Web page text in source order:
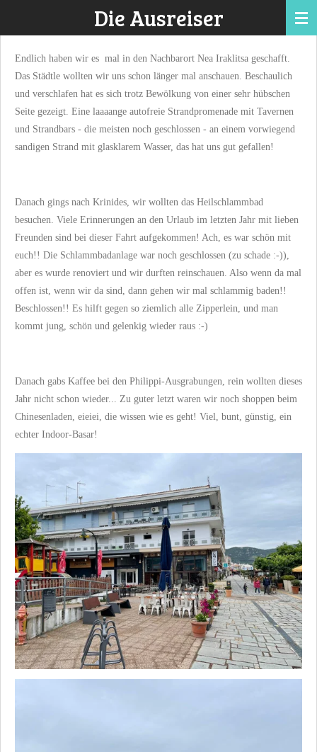
Die Ausreiser
Endlich haben wir es mal in den Nachbarort Nea Iraklitsa geschafft.
Das Städtle wollten wir uns schon länger mal anschauen. Beschaulich
und verschlafen hat es sich trotz Bewölkung von einer sehr hübschen
Seite gezeigt. Eine laaaange autofreie Strandpromenade mit Tavernen
und Strandbars - die meisten noch geschlossen - an einem vorwiegend
sandigen Strand mit glasklarem Wasser, das hat uns gut gefallen!
Danach gings nach Krinides, wir wollten das Heilschlammbad
besuchen. Viele Erinnerungen an den Urlaub im letzten Jahr mit lieben
Freunden sind bei dieser Fahrt aufgekommen! Ach, es war schön mit
euch!! Die Schlammbadanlage war noch geschlossen (zu schade :-)),
aber es wurde renoviert und wir durften reinschauen. Also wenn da mal
offen ist, wenn wir da sind, dann gehen wir mal schlammig baden!!
Beschlossen!! Es hilft gegen so ziemlich alle Zipperlein, und man
kommt jung, schön und gelenkig wieder raus :-)
Danach gabs Kaffee bei den Philippi-Ausgrabungen, rein wollten dieses
Jahr nicht schon wieder... Zu guter letzt waren wir noch shoppen beim
Chinesenladen, eieiei, die wissen wie es geht! Viel, bunt, günstig, ein
echter Indoor-Basar!